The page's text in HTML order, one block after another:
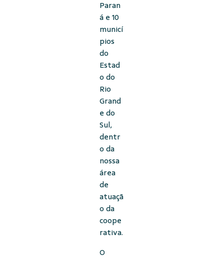
Paran
á e 10
municí
pios
do
Estad
o do
Rio
Grand
e do
Sul,
dentr
o da
nossa
área
de
atuaçã
o da
coope
rativa.
O